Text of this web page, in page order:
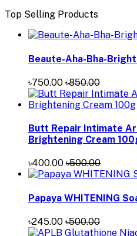
Top Selling Products
Beaute-Aha-Bha-
৳750.00 ৳850.00
Butt Repair Intimate
Brightening Cream
৳400.00 ৳500.00
Papaya WHITENING
৳245.00 ৳500.00